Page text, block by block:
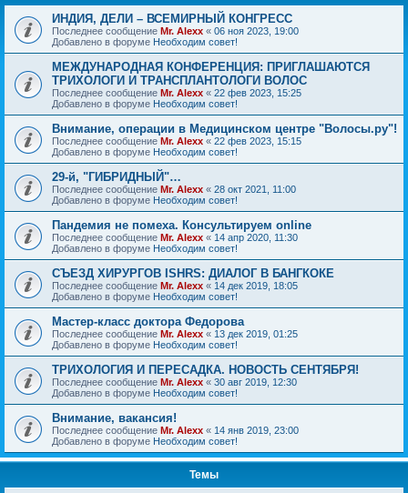
ИНДИЯ, ДЕЛИ – ВСЕМИРНЫЙ КОНГРЕСС
Последнее сообщение Mr. Alexx « 06 ноя 2023, 19:00
Добавлено в форуме Необходим совет!
МЕЖДУНАРОДНАЯ КОНФЕРЕНЦИЯ: ПРИГЛАШАЮТСЯ
ТРИХОЛОГИ И ТРАНСПЛАНТОЛОГИ ВОЛОС
Последнее сообщение Mr. Alexx « 22 фев 2023, 15:25
Добавлено в форуме Необходим совет!
Внимание, операции в Медицинском центре "Волосы.ру"!
Последнее сообщение Mr. Alexx « 22 фев 2023, 15:15
Добавлено в форуме Необходим совет!
29-й, "ГИБРИДНЫЙ"…
Последнее сообщение Mr. Alexx « 28 окт 2021, 11:00
Добавлено в форуме Необходим совет!
Пандемия не помеха. Консультируем online
Последнее сообщение Mr. Alexx « 14 апр 2020, 11:30
Добавлено в форуме Необходим совет!
СЪЕЗД ХИРУРГОВ ISHRS: ДИАЛОГ В БАНГКОКЕ
Последнее сообщение Mr. Alexx « 14 дек 2019, 18:05
Добавлено в форуме Необходим совет!
Мастер-класс доктора Федорова
Последнее сообщение Mr. Alexx « 13 дек 2019, 01:25
Добавлено в форуме Необходим совет!
ТРИХОЛОГИЯ И ПЕРЕСАДКА. НОВОСТЬ СЕНТЯБРЯ!
Последнее сообщение Mr. Alexx « 30 авг 2019, 12:30
Добавлено в форуме Необходим совет!
Внимание, вакансия!
Последнее сообщение Mr. Alexx « 14 янв 2019, 23:00
Добавлено в форуме Необходим совет!
Темы